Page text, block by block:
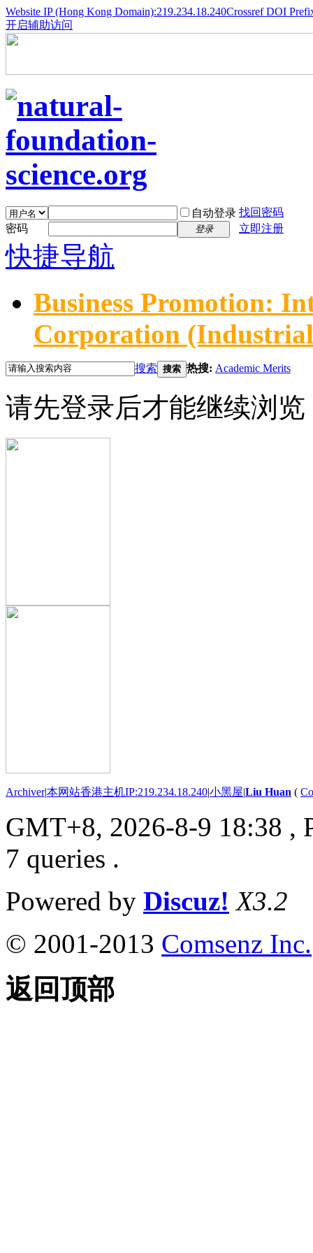
Website IP (Hong Kong Domain):219.234.18.240Crossref DOI
开启辅助访问
自动登录 找回密码
密码
登录 立即注册
快捷导航
Business Promotion:
Corporation
搜索 搜索 热搜: Academic Merits
请先登录后才能继续浏览
Archiver|本网站香港主机IP:219.234.18.240|小黑屋|Liu Huan (
GMT+8, 2026-8-9 18:38 ,
7 queries .
Powered by Discuz! X3.2
© 2001-2013 Comsenz Inc.
返回顶部